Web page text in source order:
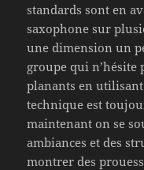
standards sont en
saxophone sur
une dimension un
groupe qui n’hésite
planants en utilisant
technique est
maintenant on se
ambiances et des
montrer des